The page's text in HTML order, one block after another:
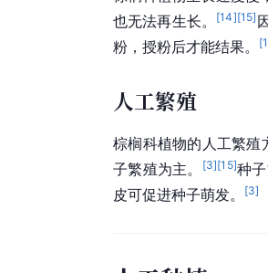
也无法再生长。
[14][15]
粉 ，授粉后才能结果。 [
人工繁殖
棕榈科植物的人工繁殖
子繁殖为主。
[3][15]种
皮可促进种子萌发。
[3]